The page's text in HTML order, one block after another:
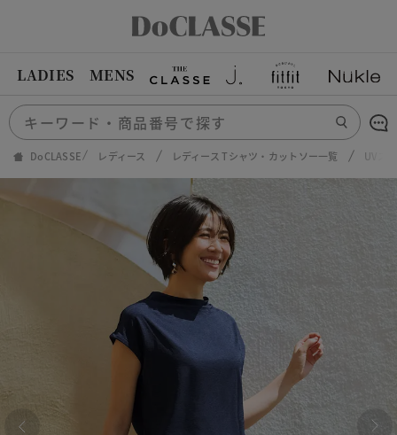
LADIES MENS
DoCLASSE レディース レディース Tシャツ・カットソー一覧 UVス